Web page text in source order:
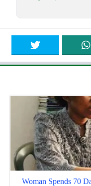
Woman Spends 70